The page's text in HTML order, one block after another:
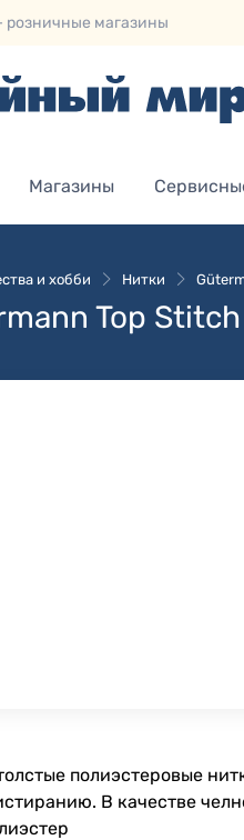
розничные магазины
Магазины
и хобби Нитки
Top
полиэстеровые
В качестве